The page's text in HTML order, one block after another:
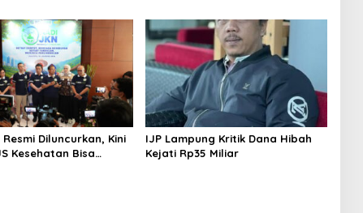
Ke KEJATI Lampung
Resmi Diluncurkan, Kini
Kesehatan Bisa
IJP Lampung Kritik Dana Hibah
Kejati Rp35 Miliar